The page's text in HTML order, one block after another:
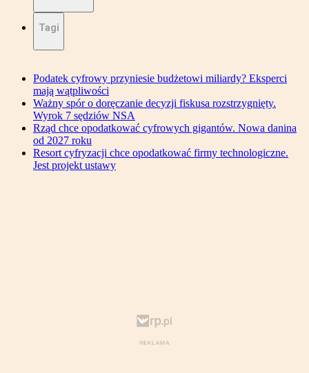
Tagi
Podatek cyfrowy przyniesie budżetowi miliardy? Eksperci
mają wątpliwości
Ważny spór o doręczanie decyzji fiskusa rozstrzygnięty.
Wyrok 7 sędziów NSA
Rząd chce opodatkować cyfrowych gigantów. Nowa danina
od 2027 roku
Resort cyfryzacji chce opodatkować firmy technologiczne.
Jest projekt ustawy